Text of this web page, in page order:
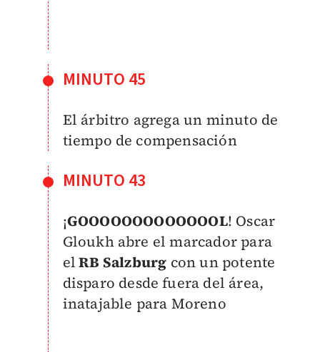
MINUTO 45
El árbitro agrega un minuto de
tiempo de compensación
MINUTO 43
¡GOOOOOOOOOOOOOL! Oscar
Gloukh abre el marcador para
elRB Salzburg con un potente
disparo desde fuera del área,
inatajable para Moreno